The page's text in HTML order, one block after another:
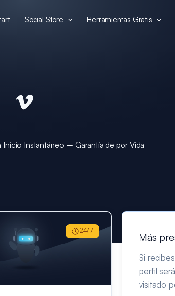
Social Store Herramientas Gratis
Instantáneo – Garantía de por Vida
24/7
Más
Si
perfil
visitado